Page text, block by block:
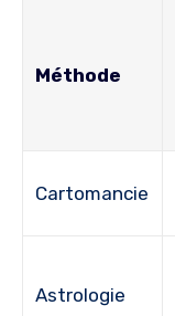
Méthode
Cartomancie
Astrologie